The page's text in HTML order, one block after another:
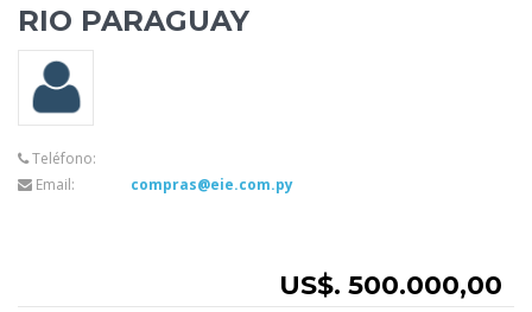
RIO PARAGUAY
Teléfono:
Email:
compras@eie.com.py
US$. 500.000,00